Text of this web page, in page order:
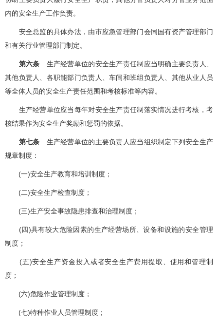
内的安全生产工作负责。
安全总监的具体办法，由市应急管理部门会同国有资产管理部门
和有关行业管理部门制定。
第六条 生产经营单位的安全生产责任制应当明确主要负责人、
其他负责人、各职能部门负责人、车间和班组负责人、其他从业人员
等全体人员的安全生产责任范围和考核标准等内容。
生产经营单位应当每年对安全生产责任制落实情况进行考核，考
核结果作为安全生产奖励和惩罚的依据。
第七条 生产经营单位的主要负责人应当组织制定下列安全生产
规章制度：
(一)安全生产教育和培训制度；
(二)安全生产检查制度；
(三)生产安全事故隐患排查和治理制度；
(四)具有较大危险因素的生产经营场所、设备和设施的安全管理
制度；
(五)安全生产资金投入或者安全生产费用提取、使用和管理制
度；
(六)危险作业管理制度；
(七)特种作业人员管理制度；